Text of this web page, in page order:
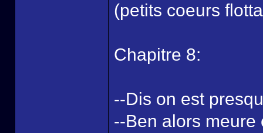
(petits coeurs
Chapitre 8:
--Dis on est
--Ben alors meure